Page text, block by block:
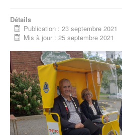
Détails
Publication : 23 septembre 2021
Mis à jour : 25 septembre 2021